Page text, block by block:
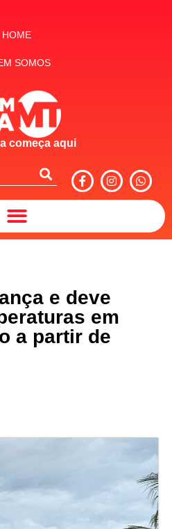
HOME
SOMOS
começa aqui
e deve
em
a partir de